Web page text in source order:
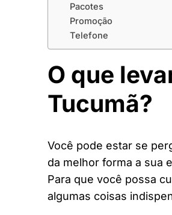
Pacotes
Promoção
Telefone
O que
Tucumã?
Você pode estar se
da melhor forma a sua
Para que você possa
algumas coisas